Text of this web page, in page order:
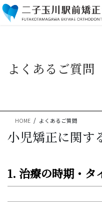
コ
ン
ナ
ビ
よくあるご質問
HOME よくあるご質問
小児矯正に関す
1. 治療の時期・タ